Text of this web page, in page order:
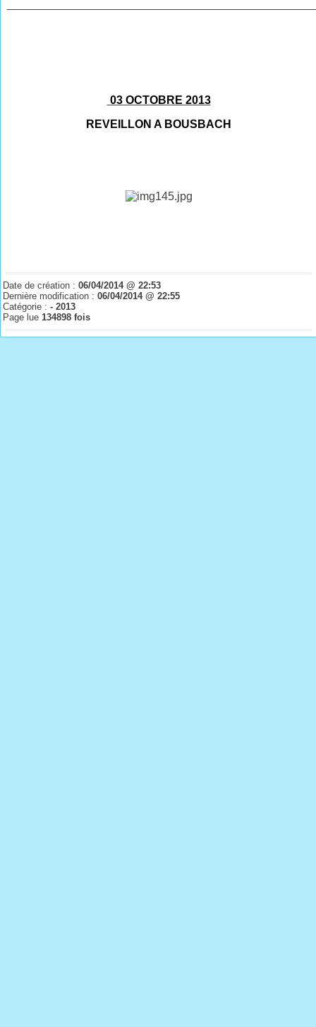
03 OCTOBRE 2013
REVEILLON A BOUSBACH
Date de création :06/04/2014 @ 22:53
Dernière modification :06/04/2014 @ 22:55
Catégorie :- 2013
Page lue134898 fois